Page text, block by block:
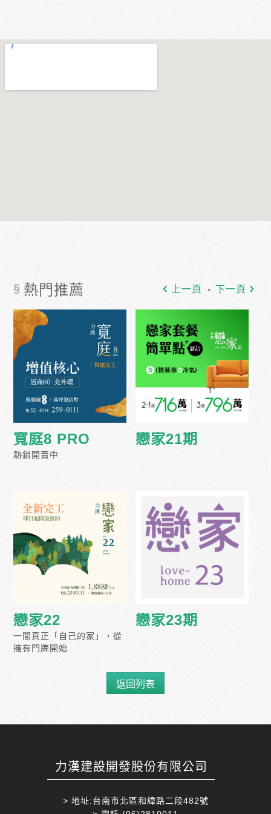
§ 熱門推薦 上一頁 下一頁
寬庭8 PRO
熱銷開賣中
戀家21期
戀家22
一間真正「自己的家」，從
擁有門牌開始
戀家23期
返回列表
力漢建設開發股份有限公司
> 地址:台南市北區和緯路二段482號